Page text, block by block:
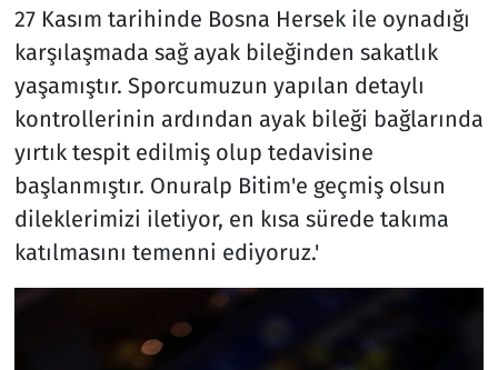
27 Kasım tarihinde Bosna Hersek ile oynadığı
karşılaşmada sağ ayak bileğinden sakatlık
yaşamıştır. Sporcumuzun yapılan detaylı
kontrollerinin ardından ayak bileği bağlarında
yırtık tespit edilmiş olup tedavisine
başlanmıştır. Onuralp Bitim'e geçmiş olsun
dileklerimizi iletiyor, en kısa sürede takıma
katılmasını temenni ediyoruz.'